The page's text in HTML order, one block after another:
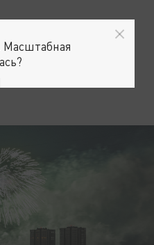
Масштабная